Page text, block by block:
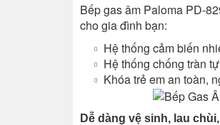
Bếp gas âm Paloma PD-
cho gia đình bạn:
Hệ thống cảm biến
Hệ thống chống tràn
Khóa trẻ em an toàn,
Dễ dàng vệ sinh, lau